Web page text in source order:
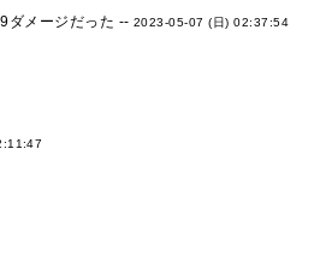
ダメージだった -- 2023-05-07 (日) 02:37:54